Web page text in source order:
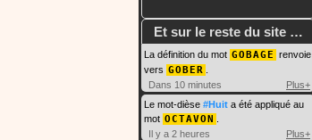
Et sur le reste du site …
La définition du mot GOBAGE renvoie
vers GOBER
Dans 10 minutes
Plus+
Le mot-dièse #Huit a été appliqué au
mot OCTAVON
Il y a 2 heures
Plus+